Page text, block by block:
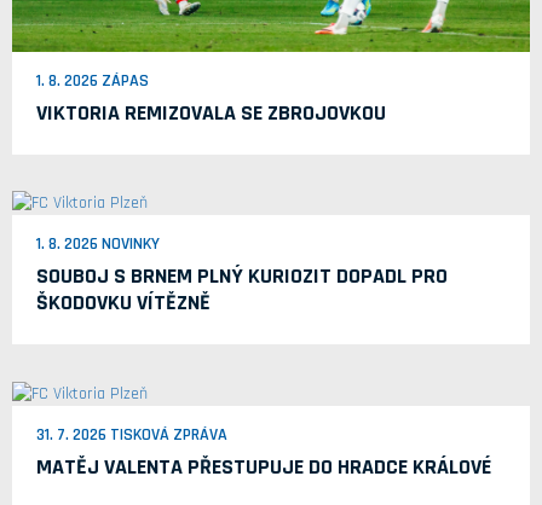
1. 8. 2026 ZÁPAS
VIKTORIA REMIZOVALA SE ZBROJOVKOU
1. 8. 2026 NOVINKY
SOUBOJ S BRNEM PLNÝ KURIOZIT DOPADL PRO
ŠKODOVKU VÍTĚZNĚ
31. 7. 2026 TISKOVÁ ZPRÁVA
MATĚJ VALENTA PŘESTUPUJE DO HRADCE KRÁLOVÉ